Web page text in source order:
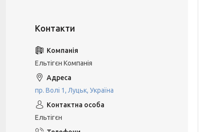
Ельтігєн Компанiя
пр. Волі 1, Луцьк, Україна
Ельтігєн